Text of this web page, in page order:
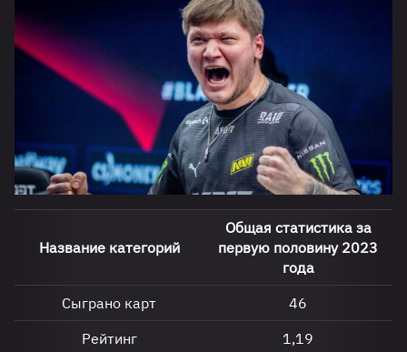
Название категорий
Общая статистика за
первую половину 2023
года
Сыграно карт
46
Рейтинг
1,19